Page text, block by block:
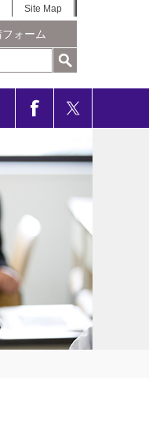
Site Map
フォーム